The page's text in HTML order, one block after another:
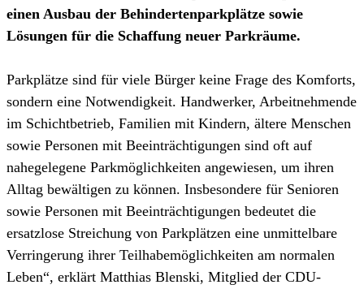
einen Ausbau der Behindertenparkplätze sowie
Lösungen für die Schaffung neuer Parkräume.
Parkplätze sind für viele Bürger keine Frage des Komforts,
sondern eine Notwendigkeit. Handwerker, Arbeitnehmende
im Schichtbetrieb, Familien mit Kindern, ältere Menschen
sowie Personen mit Beeinträchtigungen sind oft auf
nahegelegene Parkmöglichkeiten angewiesen, um ihren
Alltag bewältigen zu können. Insbesondere für Senioren
sowie Personen mit Beeinträchtigungen bedeutet die
ersatzlose Streichung von Parkplätzen eine unmittelbare
Verringerung ihrer Teilhabemöglichkeiten am normalen
Leben“, erklärt Matthias Blenski, Mitglied der CDU-